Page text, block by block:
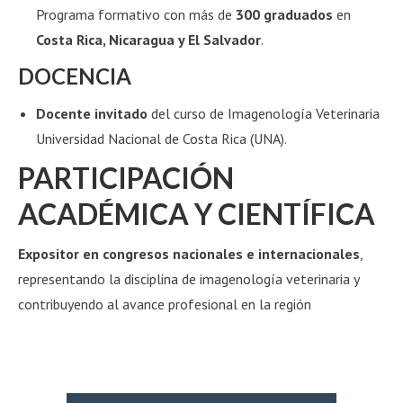
Programa formativo con más de 300 graduados en
Costa Rica, Nicaragua y El Salvador.
DOCENCIA
Docente invitado del curso de Imagenología Veterinaria
Universidad Nacional de Costa Rica (UNA).
PARTICIPACIÓN
ACADÉMICA Y CIENTÍFICA
Expositor en congresos nacionales e internacionales,
representando la disciplina de imagenología veterinaria y
contribuyendo al avance profesional en la región